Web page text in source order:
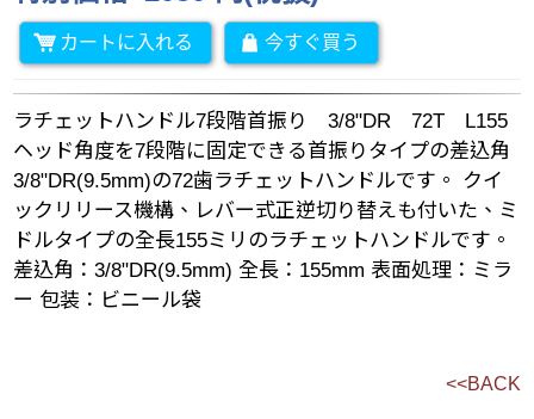
カートに入れる 今すぐ買う
ラチェットハンドル7段階首振り 3/8"DR 72T L155
ヘッド角度を7段階に固定できる首振りタイプの差込角
3/8"DR(9.5mm)の72歯ラチェットハンドルです。 クイ
ックリリース機構、レバー式正逆切り替えも付いた、ミ
ドルタイプの全長155ミリのラチェットハンドルです。
差込角：3/8"DR(9.5mm) 全長：155mm 表面処理：ミラ
ー 包装：ビニール袋
<<BACK